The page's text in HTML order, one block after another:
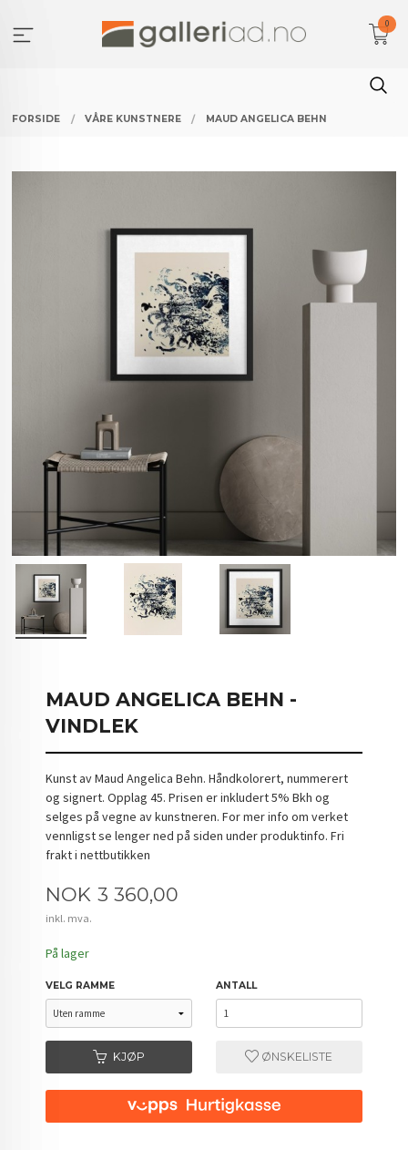
innholdet
0
FORSIDE VÅRE KUNSTNERE MAUD ANGELICA BEHN
MAUD ANGELICA BEHN -
VINDLEK
Kunst av Maud Angelica Behn. Håndkolorert, nummerert
og signert. Opplag 45. Prisen er inkludert 5% Bkh og
selges på vegne av kunstneren. For mer info om verket
vennligst se lenger ned på siden under produktinfo. Fri
frakt i nettbutikken
Pris
NOK 3 360,00
inkl. mva.
På lager
VELG RAMME ANTALL
KJØP ØNSKELISTE